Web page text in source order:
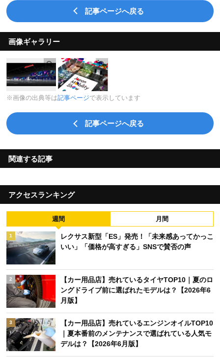
記事ページへ戻る
画像ギャラリー
※画像の出典等は記事ページで表示しています
記事ページへ戻る
関連する記事
アクセスランキング
週間 月間
1
レクサス新型「ES」発売！「未来感あってかっこ
いい」「価格が高すぎる」SNSで賛否の声
2
【カー用品店】売れているタイヤTOP10｜夏のロ
ングドライブ前に選ばれたモデルは？【2026年6
月版】
3
【カー用品店】売れているエンジンオイルTOP10
｜夏本番前のメンテナンスで選ばれている人気モ
デルは？【2026年6月版】